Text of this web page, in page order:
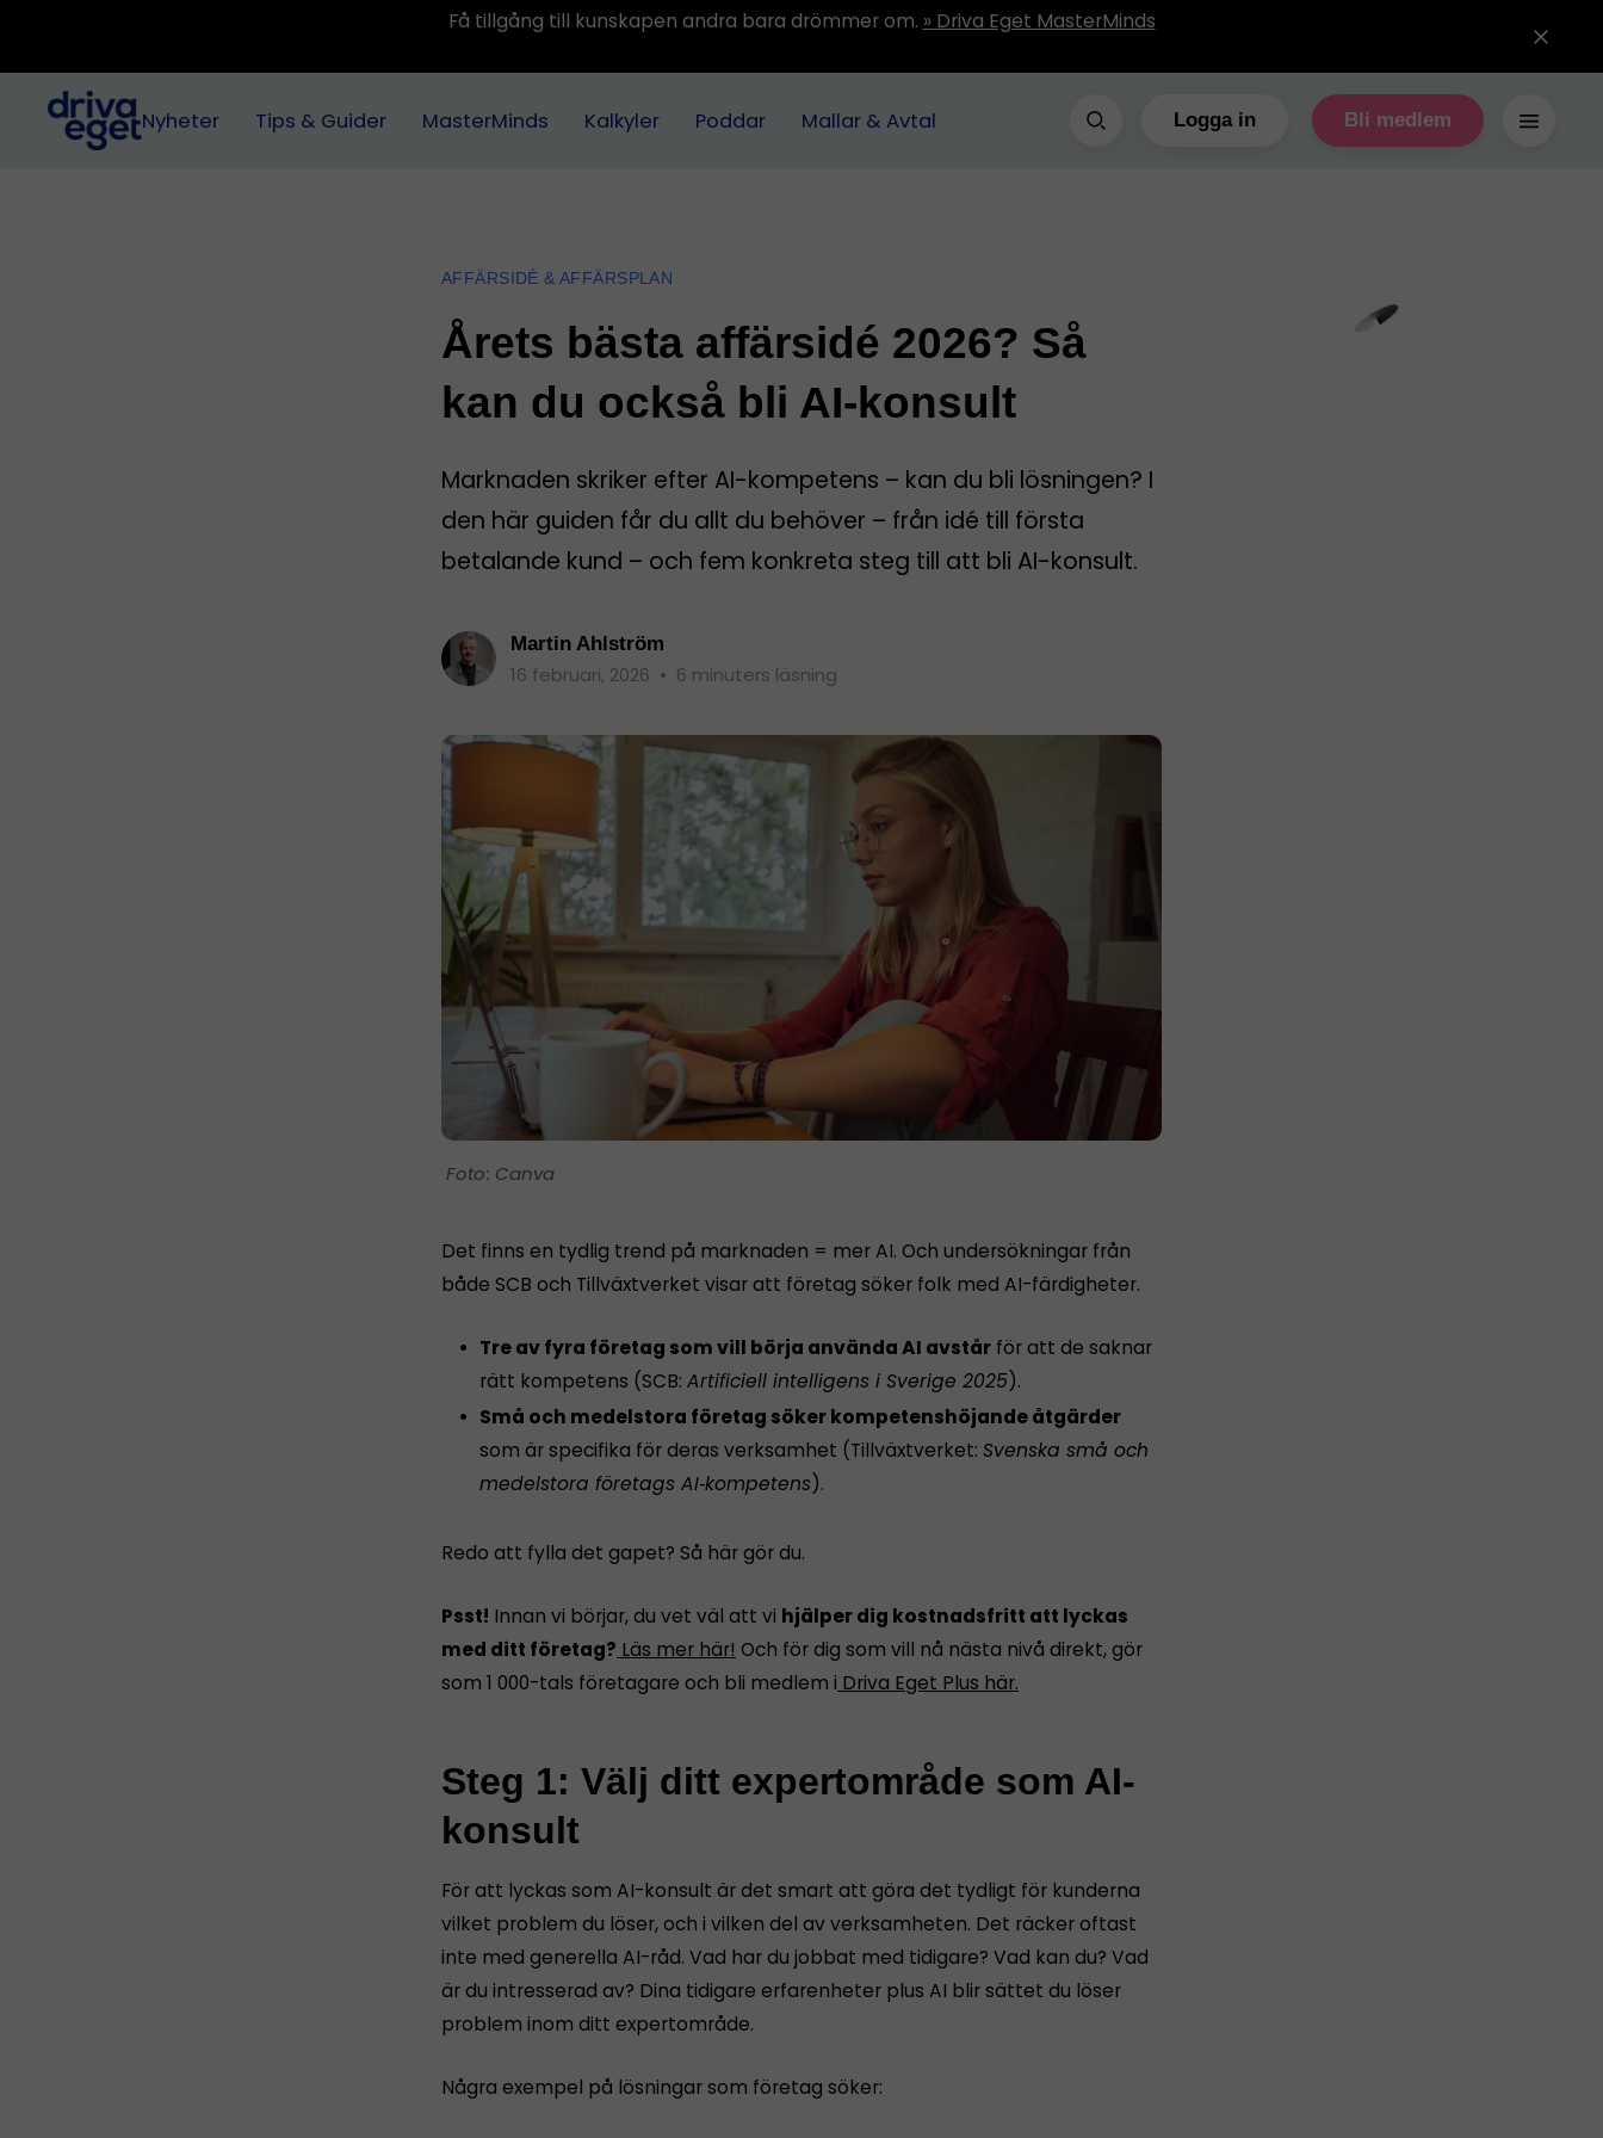
Få tillgång till kunskapen andra bara drömmer om. » Driva Eget MasterMinds
Nyheter Tips & Guider MasterMinds Kalkyler Poddar Mallar & Avtal Logga in Bli medlem
AFFÄRSIDÉ & AFFÄRSPLAN
Årets bästa affärsidé 2026? Så
kan du också bli AI-konsult
Marknaden skriker efter AI-kompetens – kan du bli lösningen? I
den här guiden får du allt du behöver – från idé till första
betalande kund – och fem konkreta steg till att bli AI-konsult.
Martin Ahlström
16 februari, 2026 • 6 minuters läsning
Canva
Det finns en tydlig trend på marknaden = mer AI. Och undersökningar från
både SCB och Tillväxtverket visar att företag söker folk med AI-färdigheter.
Tre av fyra företag som vill börja använda AI avstårför att de saknar
rätt kompetens (SCB: Artificiell intelligens i Sverige 2025).
Små och medelstora företag söker kompetenshöjande åtgärder
som är specifika för deras verksamhet (Tillväxtverket: Svenska små och
medelstora företags AI‑kompetens).
Redo att fylla det gapet? Så här gör du.
Psst! Innan vi börjar, du vet väl att vi hjälper dig kostnadsfritt att lyckas
med ditt företag? Läs mer här! Och för dig som vill nå nästa nivå direkt, gör
som 1 000-tals företagare och bli medlem i Driva Eget Plus här.
Steg 1: Välj ditt expertområde som AI-
konsult
För att lyckas som AI-konsult är det smart att göra det tydligt för kunderna
vilket problem du löser, och i vilken del av verksamheten. Det räcker oftast
inte med generella AI-råd. Vad har du jobbat med tidigare? Vad kan du? Vad
är du intresserad av? Dina tidigare erfarenheter plus AI blir sättet du löser
problem inom ditt expertområde.
Några exempel på lösningar som företag söker: